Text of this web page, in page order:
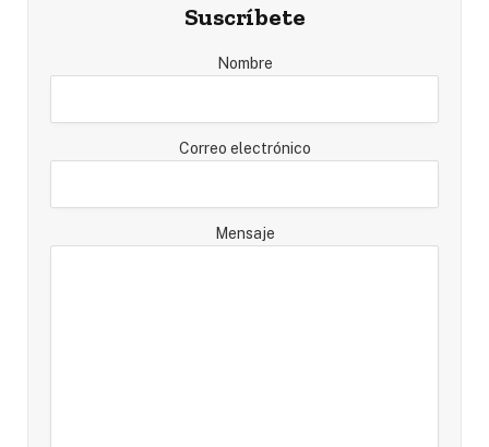
Suscríbete
Nombre
Correo electrónico
Mensaje